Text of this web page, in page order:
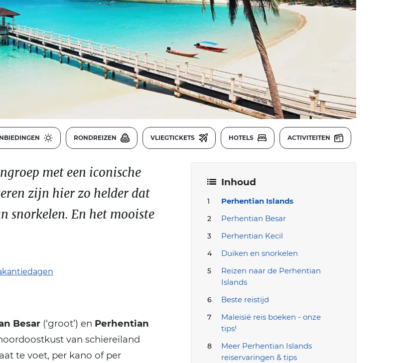
RONDREIZEN VLIEGTICKETS HOTELS ACTIVITEITEN
Inhoud
Perhentian Islands
Perhentian Besar
Perhentian Kecil
Duiken en snorkelen
Reizen naar de Perhentian
Islands
Beste reistijd
Maleisië reis boeken - onze
tips!
Meer Perhentian Islands
reiservaringen & tips
met een iconische
zijn hier zo helder dat
snorkelen. En het mooiste
Besar (‘groot’) en Perhentian
van schiereiland
te voet, per kano of per